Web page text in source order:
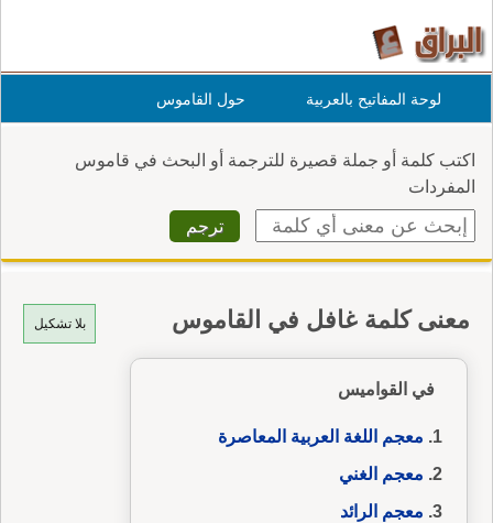
لوحة المفاتيح بالعربية حول القاموس
اكتب كلمة أو جملة قصيرة للترجمة أو البحث في قاموس
المفردات
بلا تشكيل معنى كلمة غافل في القاموس
في القواميس
معجم اللغة العربية المعاصرة
معجم الغني
معجم الرائد